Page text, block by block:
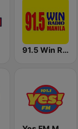
91.5 Win Radio Manila